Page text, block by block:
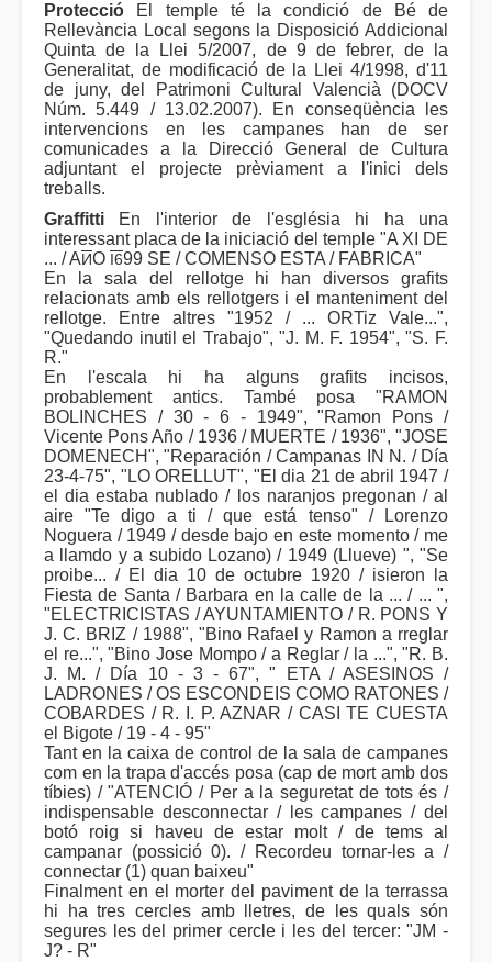
Protecció El temple té la condició de Bé de
Rellevància Local segons la Disposició Addicional
Quinta de la Llei 5/2007, de 9 de febrer, de la
Generalitat, de modificació de la Llei 4/1998, d'11
de juny, del Patrimoni Cultural Valencià (DOCV
Núm. 5.449 / 13.02.2007). En conseqüència les
intervencions en les campanes han de ser
comunicades a la Direcció General de Cultura
adjuntant el projecte prèviament a l'inici dels
treballs.
Graffitti En l'interior de l'església hi ha una
interessant placa de la iniciació del temple "A XI DE
... / AИO I699 SE / COMENSO ESTA / FABRICA"
En la sala del rellotge hi han diversos grafits
relacionats amb els rellotgers i el manteniment del
rellotge. Entre altres "1952 / ... ORTiz Vale...",
"Quedando inutil el Trabajo", "J. M. F. 1954", "S. F.
R."
En l'escala hi ha alguns grafits incisos,
probablement antics. També posa "RAMON
BOLINCHES / 30 - 6 - 1949", "Ramon Pons /
Vicente Pons Año / 1936 / MUERTE / 1936", "JOSE
DOMENECH", "Reparación / Campanas IN N. / Día
23-4-75", "LO ORELLUT", "El dia 21 de abril 1947 /
el dia estaba nublado / los naranjos pregonan / al
aire "Te digo a ti / que está tenso" / Lorenzo
Noguera / 1949 / desde bajo en este momento / me
a llamdo y a subido Lozano) / 1949 (Llueve) ", "Se
proibe... / El dia 10 de octubre 1920 / isieron la
Fiesta de Santa / Barbara en la calle de la ... / ... ",
"ELECTRICISTAS / AYUNTAMIENTO / R. PONS Y
J. C. BRIZ / 1988", "Bino Rafael y Ramon a rreglar
el re...", "Bino Jose Mompo / a Reglar / la ...", "R. B.
J. M. / Día 10 - 3 - 67", " ETA / ASESINOS /
LADRONES / OS ESCONDEIS COMO RATONES /
COBARDES / R. I. P. AZNAR / CASI TE CUESTA
el Bigote / 19 - 4 - 95"
Tant en la caixa de control de la sala de campanes
com en la trapa d'accés posa (cap de mort amb dos
tíbies) / "ATENCIÓ / Per a la seguretat de tots és /
indispensable desconnectar / les campanes / del
botó roig si haveu de estar molt / de tems al
campanar (possició 0). / Recordeu tornar-les a /
connectar (1) quan baixeu"
Finalment en el morter del paviment de la terrassa
hi ha tres cercles amb lletres, de les quals són
segures les del primer cercle i les del tercer: "JM -
J? - R"